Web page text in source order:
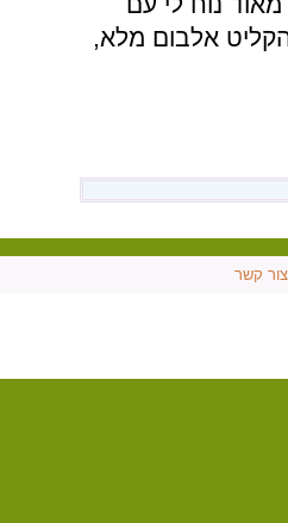
אלבום מלא,
צור קשר